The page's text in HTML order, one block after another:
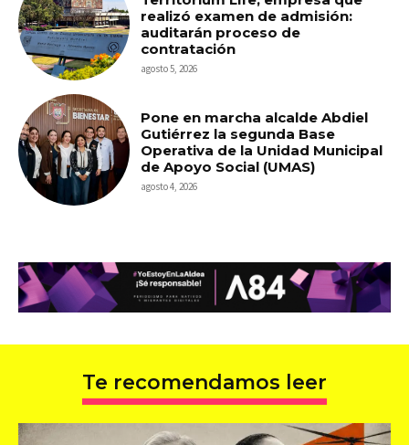
realizó examen de admisión:
auditarán proceso de
contratación
agosto 5, 2026
Pone en marcha alcalde Abdiel
Gutiérrez la segunda Base
Operativa de la Unidad Municipal
de Apoyo Social (UMAS)
agosto 4, 2026
Te recomendamos leer